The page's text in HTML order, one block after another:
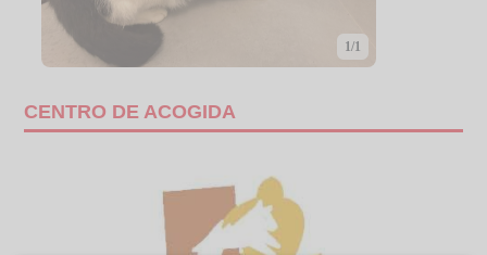
1/1
CENTRO DE ACOGIDA